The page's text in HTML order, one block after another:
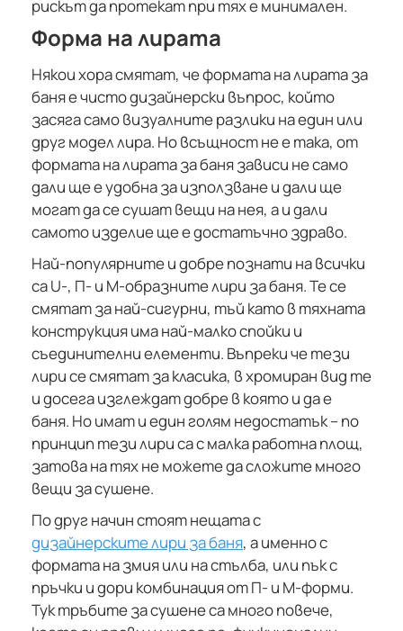
рискът да протекат при тях е минимален.
Форма на лирата
Някои хора смятат, че формата на лирата за
баня е чисто дизайнерски въпрос, който
засяга само визуалните разлики на един или
друг модел лира. Но всъщност не е така, от
формата на лирата за баня зависи не само
дали ще е удобна за използване и дали ще
могат да се сушат вещи на нея, а и дали
самото изделие ще е достатъчно здраво.
Най-популярните и добре познати на всички
са U-, П- и М-образните лири за баня. Те се
смятат за най-сигурни, тъй като в тяхната
конструкция има най-малко спойки и
съединителни елементи. Въпреки че тези
лири се смятат за класика, в хромиран вид те
и досега изглеждат добре в която и да е
баня. Но имат и един голям недостатък – по
принцип тези лири са с малка работна площ,
затова на тях не можете да сложите много
вещи за сушене.
По друг начин стоят нещата с
дизайнерските лири за баня, а именно с
формата на змия или на стълба, или пък с
пръчки и дори комбинация от П- и М-форми.
Тук тръбите за сушене са много повече,